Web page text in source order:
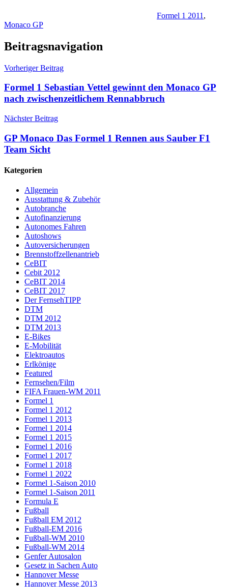
Formel 1 2011 ,
Monaco GP
Beitragsnavigation
Vorheriger Beitrag
Formel 1 Sebastian Vettel gewinnt den Monaco GP
nach zwischenzeitlichem Rennabbruch
Nächster Beitrag
GP Monaco Das Formel 1 Rennen aus Sauber F1
Team Sicht
Kategorien
Allgemein
Ausstattung & Zubehör
Autobranche
Autofinanzierung
Autonomes Fahren
Autoshows
Autoversicherungen
Brennstoffzellenantrieb
CeBIT
Cebit 2012
CeBIT 2014
CeBIT 2017
Der FernsehTIPP
DTM
DTM 2012
DTM 2013
E-Bikes
E-Mobilität
Elektroautos
Erlkönige
Featured
Fernsehen/Film
FIFA Frauen-WM 2011
Formel 1
Formel 1 2012
Formel 1 2013
Formel 1 2014
Formel 1 2015
Formel 1 2016
Formel 1 2017
Formel 1 2018
Formel 1 2022
Formel 1-Saison 2010
Formel 1-Saison 2011
Formula E
Fußball
Fußball EM 2012
Fußball-EM 2016
Fußball-WM 2010
Fußball-WM 2014
Genfer Autosalon
Gesetz in Sachen Auto
Hannover Messe
Hannover Messe 2013